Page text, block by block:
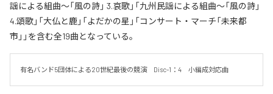
謡による組曲～「風の詩」 3.哀歌」「九州民謡による組曲～「風の詩」
4.頌歌」「大仏と鹿」「よだかの星」「コンサート・マーチ「未来都
市」」を含む全19曲となっている。
有名バンド5団体による20世紀最後の競演　Disc-1：4　小編成対応曲